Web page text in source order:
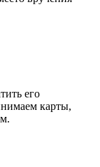
его
карты,